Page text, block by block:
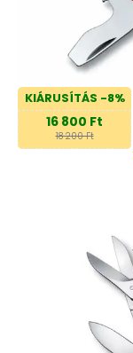
KIÁRUSÍTÁS -8%
16 800 Ft
18 200 Ft